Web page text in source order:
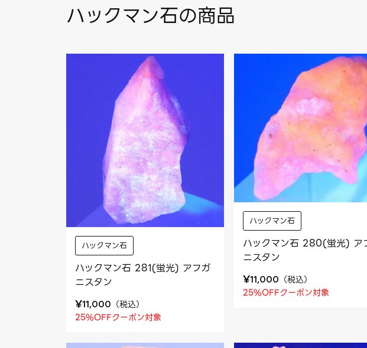
ハックマン石の商品
ハックマン石
ハックマン石 281(蛍光) アフガ
ニスタン
¥11,000 （税込）
25%OFFクーポン対象
ハックマン石
ハックマン石 280(蛍光) ア
ニスタン
¥11,000 （税込）
25%OFFクーポン対象